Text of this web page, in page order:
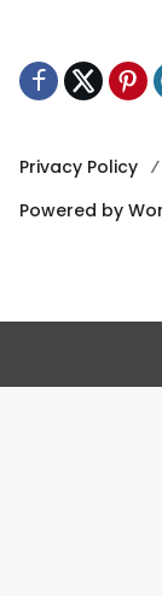
Privacy Policy
Powered by